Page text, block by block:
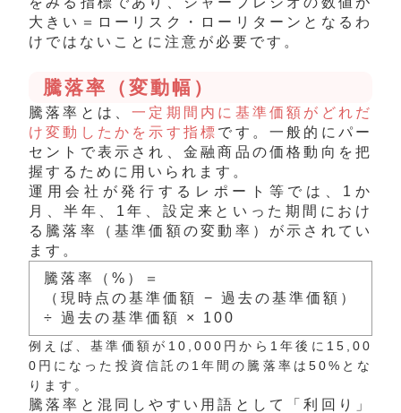
大きい＝ローリスク・ローリターンとなるわ
けではないことに注意が必要です。
騰落率（変動幅）
騰落率とは、一定期間内に基準価額がどれだ
け変動したかを示す指標 です。一般的にパー
セントで表示され、金融商品の価格動向を把
握するために用いられます。
運用会社が発行するレポート等では、1か
月、半年、1年、設定来といった期間におけ
る騰落率（基準価額の変動率）が示されてい
ます。
騰落率（%）＝
（現時点の基準価額 − 過去の基準価額）
÷ 過去の基準価額 × 100
例えば、基準価額が10,000円から1年後に15,00
0円になった投資信託の1年間の騰落率は50%とな
ります。
騰落率と混同しやすい用語として「利回り」